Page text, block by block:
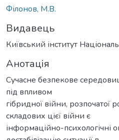
Філонов, М.В.
Видавець
Київський інститут
Анотація
Сучасне безпекове
під впливом
гібридної війни,
складових цієї війни є
інформаційно-психологічні